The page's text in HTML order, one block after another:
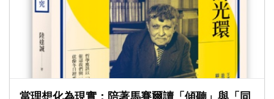
當理想化為現實：陪著馬賽爾讀「傾聽」與「同